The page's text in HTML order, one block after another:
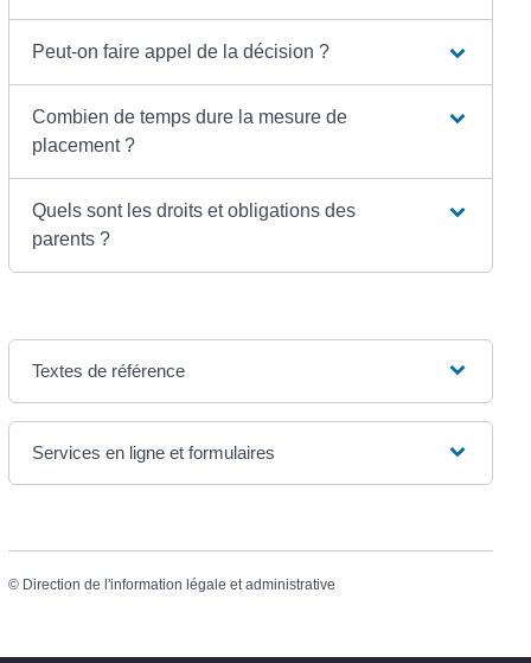
Peut-on faire appel de la décision ?
Combien de temps dure la mesure de
placement ?
Quels sont les droits et obligations des
parents ?
Textes de référence
Services en ligne et formulaires
© Direction de l'information légale et administrative